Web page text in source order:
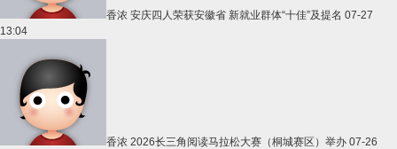
香浓 安庆四人荣获安徽省 新就业群体“十佳”及提名 07-27
13:04
香浓 2026长三角阅读马拉松大赛（桐城赛区）举办 07-26